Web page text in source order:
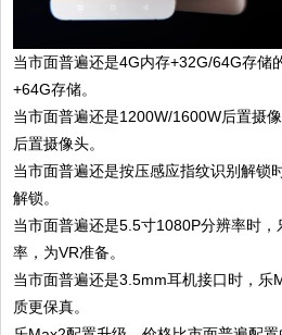
当市面普遍还是4G内存+32G/64G存储
+64G存储。
当市面普遍还是1200W/1600W后置摄
后置摄像头。
当市面普遍还是按压感应指纹识别解锁
解锁。
当市面普遍还是5.5寸1080P分辨率时
率，为VR准备。
当市面普遍还是3.5mm耳机接口时，
质更保真。